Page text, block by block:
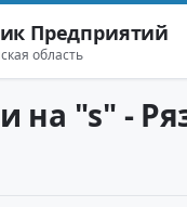
Предприятий
область
на "s" -